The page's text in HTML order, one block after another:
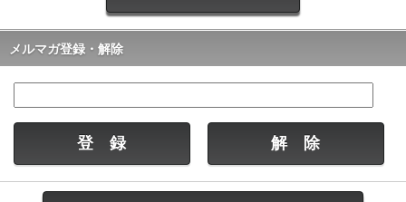
メルマガ登録・解除